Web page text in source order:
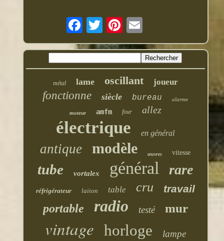
métal lame oscillant joueur
fonctionne siècle bureau alarme
moteur amfm four allez
électrique en général
antique modèle œuvres vitesse
tube vortalex général rare
réfrigérateur laiton table cru travail
portable radio testé mur
vintage horloge lampe